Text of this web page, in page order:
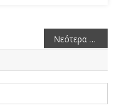
Νεότερα άρθρα